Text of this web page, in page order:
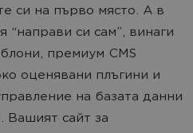
си на първо място. А в
“направи си сам”, винаги
премиум CMS
оценявани плъгини и
на базата данни
Вашият сайт за